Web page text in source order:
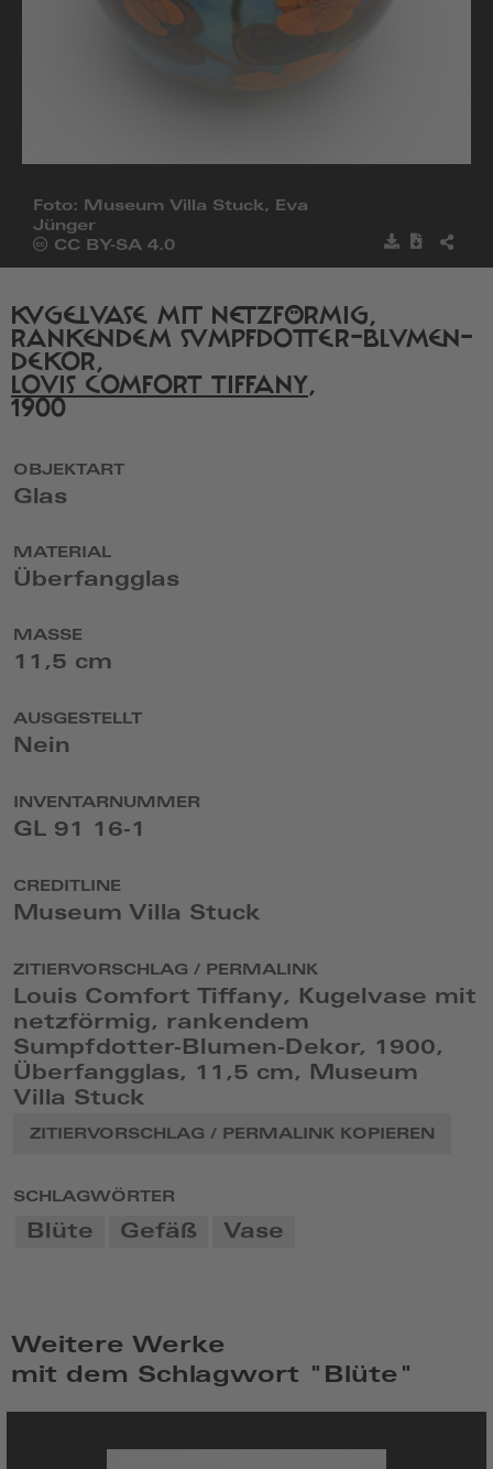
Foto: Museum Villa Stuck, Eva
Jünger
CC BY-SA 4.0Öffnet
die
von
Creative
Commons
einem
Bild
BILD
KUGELVASE MIT NETZFÖRMIG,
RANKENDEM SUMPFDOTTER-BLUMEN-
DEKOR,
LOUIS COMFORT TIFFANY,
1900
OBJEKTART
Glas
MATERIAL
Überfangglas
MASSE
11,5 cm
AUSGESTELLT
Nein
INVENTARNUMMER
GL 91 16-1
CREDITLINE
Museum Villa Stuck
ZITIERVORSCHLAG / PERMALINK
Louis Comfort Tiffany, Kugelvase mit
netzförmig, rankendem
Sumpfdotter-Blumen-Dekor, 1900,
Überfangglas, 11,5 cm, Museum
Villa Stuck
ZITIERVORSCHLAG / PERMALINK KOPIEREN
SCHLAGWÖRTER
Blüte Gefäß Vase
Weitere Werke
mit dem Schlagwort "Blüte"